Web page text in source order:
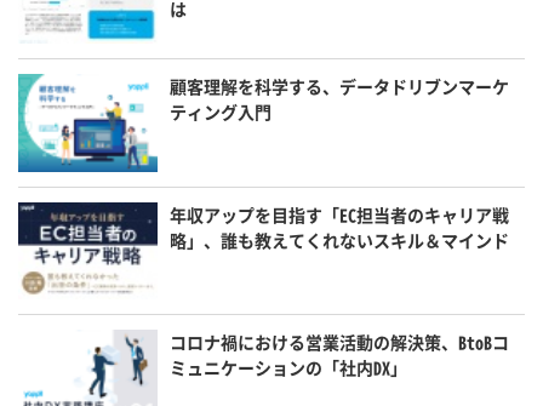
は
顧客理解を科学する、データドリブンマーケ
ティング入門
年収アップを目指す「EC担当者のキャリア戦
略」、誰も教えてくれないスキル＆マインド
コロナ禍における営業活動の解決策、BtoBコ
ミュニケーションの「社内DX」